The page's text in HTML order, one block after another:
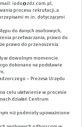
iodo@zdz.com.pl,
procesu rekrutacji, a
m.in. dotyczącymi
do danych osobowych,
przetwarzania, prawo do
prawo do przenoszenia
w dowolnym momencie.
dokonano na podstawie
– Prezesa Urzędu
celu ułatwienie w procesie
działań Centrum
niż podmioty upoważnione